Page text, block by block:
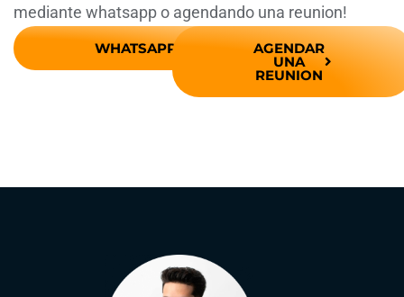
mediante whatsapp o agendando una reunion!
WHATSAPP AGENDAR
UNA
REUNION